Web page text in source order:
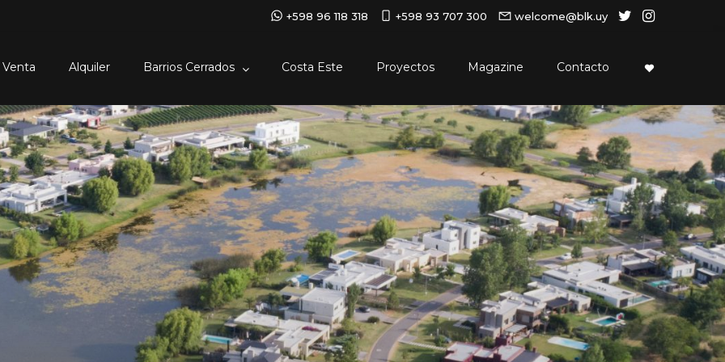
+598 96 118 318 +598 93 707 300 welcome@blk.uy
Venta Alquiler Barrios Cerrados Costa Este Proyectos Magazine Contacto